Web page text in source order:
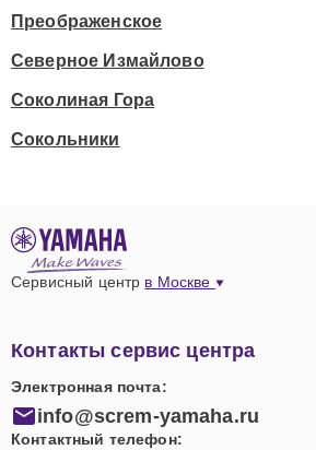
Преображенское
Северное Измайлово
Соколиная Гора
Сокольники
Сервисный центр в Москве
Контакты сервис центра
Электронная почта:
info@screm-yamaha.ru
Контактный телефон: